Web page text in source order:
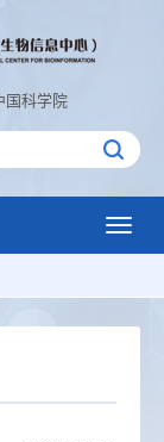
国科学院
Toggle